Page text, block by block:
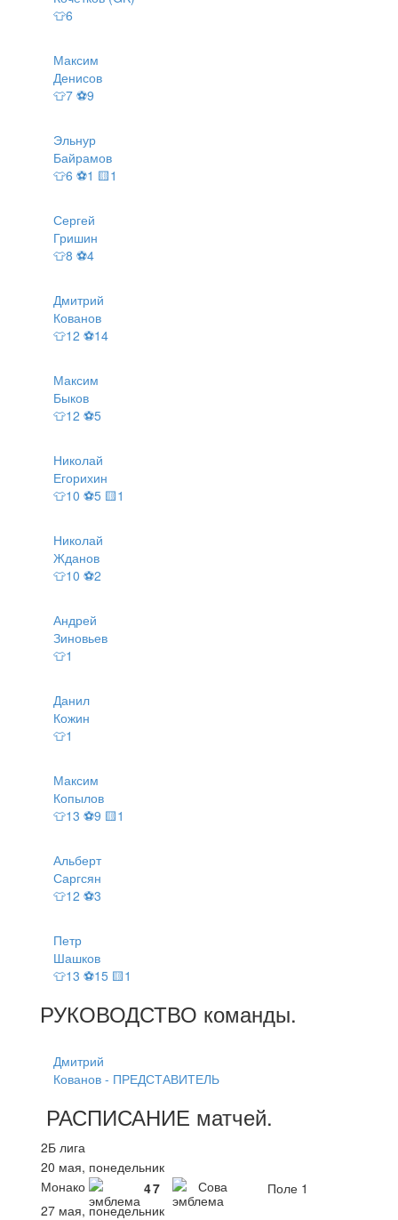
👕6
Максим
Денисов
👕7 ⚽9
Эльнур
Байрамов
👕6 ⚽1 🟨1
Сергей
Гришин
👕8 ⚽4
Дмитрий
Кованов
👕12 ⚽14
Максим
Быков
👕12 ⚽5
Николай
Егорихин
👕10 ⚽5 🟨1
Николай
Жданов
👕10 ⚽2
Андрей
Зиновьев
👕1
Данил
Кожин
👕1
Максим
Копылов
👕13 ⚽9 🟨1
Альберт
Саргсян
👕12 ⚽3
Петр
Шашков
👕13 ⚽15 🟨1
РУКОВОДСТВО команды.
Дмитрий
Кованов - ПРЕДСТАВИТЕЛЬ
РАСПИСАНИЕ матчей.
2Б лига
20 мая, понедельник
Монако
47 Сова
Поле 1
27 мая, понедельник